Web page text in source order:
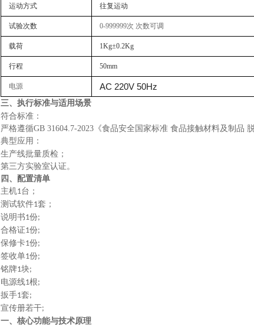
运动方式 往复运动
试验次数 0-999999次 次数可调
载荷 1Kg±0.2Kg
行程 50mm
电源 AC 220V 50Hz
三、 执行标准与适用场景
符合标准：
严格遵循GB 31604.7-2023《食品安全国家标准 食品接触材料及制品 脱
典型应用 ：
生产线批量质检；
第三方实验室认证。
四、配置清单
主机1台；
测试软件1套；
说明书1份;
合格证1份;
保修卡1份;
签收单1份;
铭牌1块;
电源线1根;
扳手1套;
宣传册若干;
一、核心功能与技术原理